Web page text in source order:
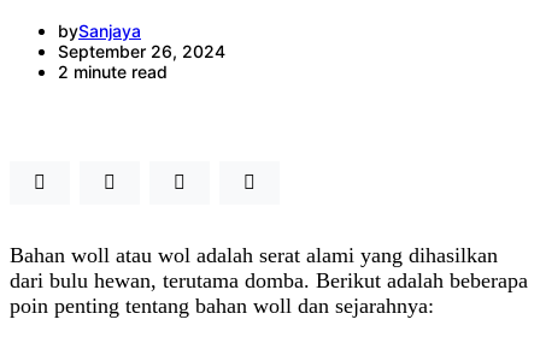
bySanjaya
September 26, 2024
2 minute read
Bahan woll atau wol adalah serat alami yang dihasilkan
dari bulu hewan, terutama domba. Berikut adalah beberapa
poin penting tentang bahan woll dan sejarahnya: